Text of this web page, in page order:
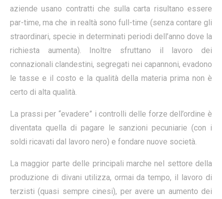
aziende usano contratti che sulla carta risultano essere
par-time, ma che in realtà sono full-time (senza contare gli
straordinari, specie in determinati periodi dell’anno dove la
richiesta aumenta). Inoltre sfruttano il lavoro dei
connazionali clandestini, segregati nei capannoni, evadono
le tasse e il costo e la qualità della materia prima non è
certo di alta qualità.
La prassi per “evadere” i controlli delle forze dell’ordine è
diventata quella di pagare le sanzioni pecuniarie (con i
soldi ricavati dal lavoro nero) e fondare nuove società.
La maggior parte delle principali marche nel settore della
produzione di divani utilizza, ormai da tempo, il lavoro di
terzisti (quasi sempre cinesi), per avere un aumento dei